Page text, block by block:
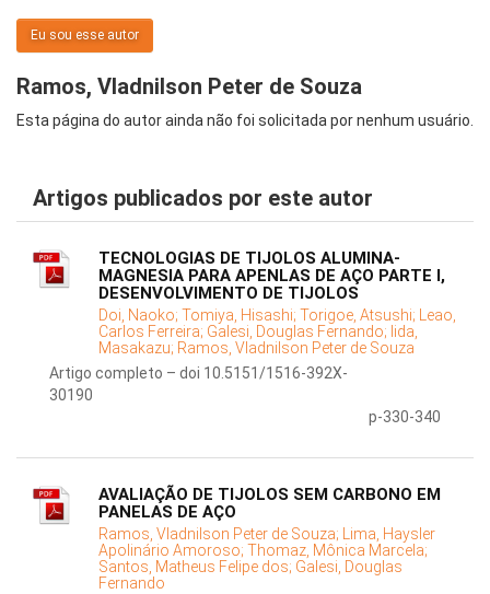
Eu sou esse autor
Ramos, Vladnilson Peter de Souza
Esta página do autor ainda não foi solicitada por nenhum usuário.
Artigos publicados por este autor
TECNOLOGIAS DE TIJOLOS ALUMINA-
MAGNESIA PARA APENLAS DE AÇO PARTE I,
DESENVOLVIMENTO DE TIJOLOS
Doi, Naoko; Tomiya, Hisashi; Torigoe, Atsushi; Leao,
Carlos Ferreira; Galesi, Douglas Fernando; Iida,
Masakazu; Ramos, Vladnilson Peter de Souza
Artigo completo – doi 10.5151/1516-392X-
30190
p-330-340
AVALIAÇÃO DE TIJOLOS SEM CARBONO EM
PANELAS DE AÇO
Ramos, Vladnilson Peter de Souza; Lima, Haysler
Apolinário Amoroso; Thomaz, Mônica Marcela;
Santos, Matheus Felipe dos; Galesi, Douglas
Fernando